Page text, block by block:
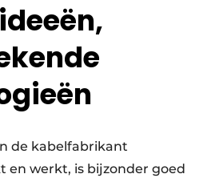
de kabelfabrikant
en werkt, is bijzonder goed